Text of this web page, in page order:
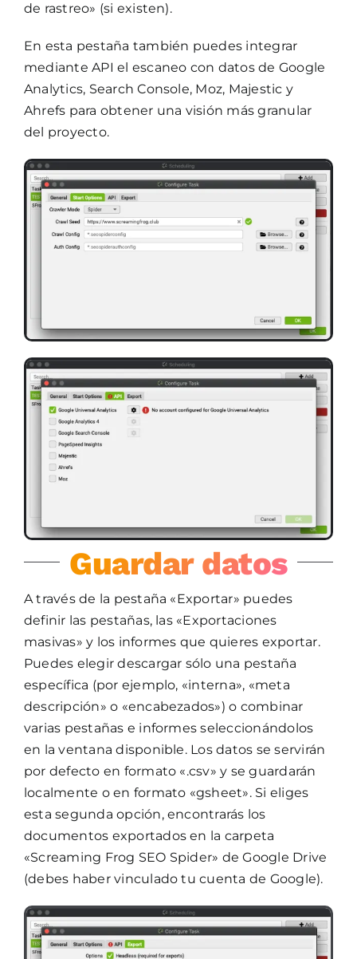
de rastreo» (si existen).
En esta pestaña también puedes integrar
mediante API el escaneo con datos de Google
Analytics, Search Console, Moz, Majestic y
Ahrefs para obtener una visión más granular
del proyecto.
Guardar datos
A través de la pestaña «Exportar» puedes
definir las pestañas, las «Exportaciones
masivas» y los informes que quieres exportar.
Puedes elegir descargar sólo una pestaña
específica (por ejemplo, «interna», «meta
descripción» o «encabezados») o combinar
varias pestañas e informes seleccionándolos
en la ventana disponible. Los datos se servirán
por defecto en formato «.csv» y se guardarán
localmente o en formato «gsheet». Si eliges
esta segunda opción, encontrarás los
documentos exportados en la carpeta
«Screaming Frog SEO Spider» de Google Drive
(debes haber vinculado tu cuenta de Google).